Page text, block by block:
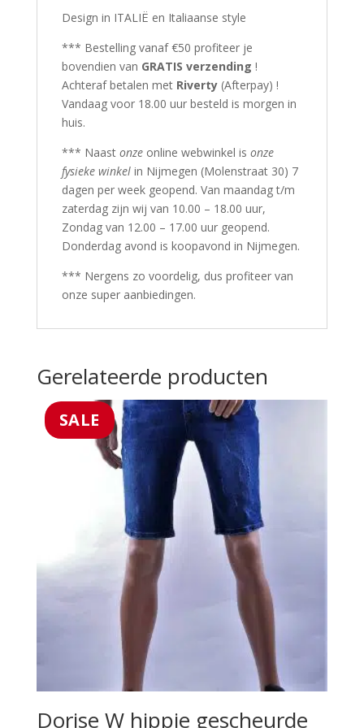
Design in ITALIË en Italiaanse style
*** Bestelling vanaf €50 profiteer je
bovendien van GRATIS verzending !
Achteraf betalen met Riverty (Afterpay) !
Vandaag voor 18.00 uur besteld is morgen in
huis.
*** Naast onzeonline webwinkel is onze
fysieke winkelin Nijmegen (Molenstraat 30) 7
dagen per week geopend. Van maandag t/m
zaterdag zijn wij van 10.00 – 18.00 uur,
Zondag van 12.00 – 17.00 uur geopend.
Donderdag avond is koopavond in Nijmegen.
*** Nergens zo voordelig, dus profiteer van
onze super aanbiedingen.
Gerelateerde producten
SALE
Dorise W hippie gescheurde